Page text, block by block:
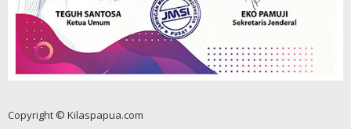
Copyright © Kilaspapua.com